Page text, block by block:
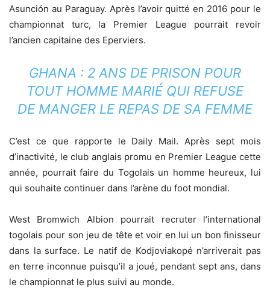
Asunción au Paraguay. Après l’avoir quitté en 2016 pour le
championnat turc, la Premier League pourrait revoir
l’ancien capitaine des Eperviers.
GHANA : 2 ANS DE PRISON POUR
TOUT HOMME MARIÉ QUI REFUSE
DE MANGER LE REPAS DE SA FEMME
C’est ce que rapporte le Daily Mail. Après sept mois
d’inactivité, le club anglais promu en Premier League cette
année, pourrait faire du Togolais un homme heureux, lui
qui souhaite continuer dans l’arène du foot mondial.
West Bromwich Albion pourrait recruter l’international
togolais pour son jeu de tête et voir en lui un bon finisseur
dans la surface. Le natif de Kodjoviakopé n’arriverait pas
en terre inconnue puisqu’il a joué, pendant sept ans, dans
le championnat le plus suivi au monde.